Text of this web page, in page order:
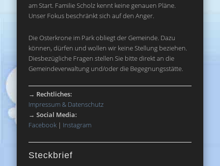
am Start. Familie Scholz kennt keine genauen Pläne.
Unser Fokus beschränkt sich auf den Anger.
Die Osterkrone im Park obliegt der Gemeinde. Dazu
können, dürfen und wollen wir keine Stellung beziehen.
Diesbezügliche Fragen stellen Sie bitte direkt an die
Gemeindeverwaltung und/oder die Begegnungsstätte.
→ Rechtliches:
Impressum & Datenschutz
→Social Media:
Facebook | Instagram
Steckbrief